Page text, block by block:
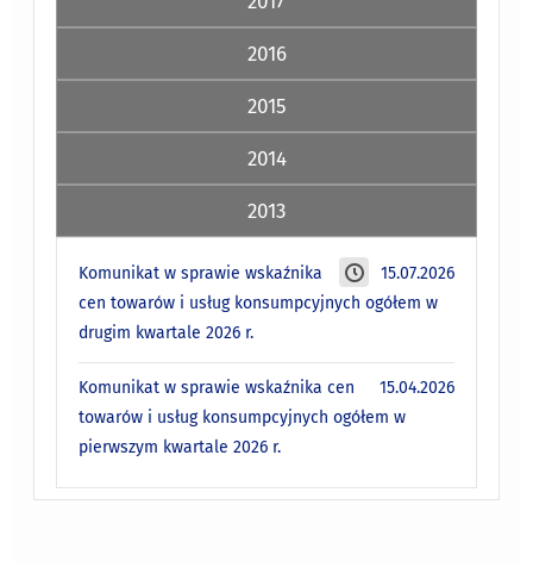
2016
2015
2014
2013
15.07.2026
Komunikat w sprawie wskaźnika
cen towarów i usług konsumpcyjnych ogółem w
drugim kwartale 2026 r.
15.04.2026
Komunikat w sprawie wskaźnika cen
towarów i usług konsumpcyjnych ogółem w
pierwszym kwartale 2026 r.